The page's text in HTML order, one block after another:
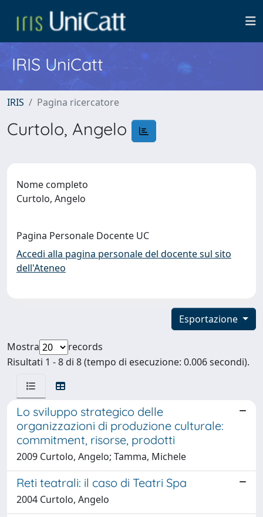
IRIS UniCatt
IRIS Pagina ricercatore
Curtolo, Angelo
Nome completo
Curtolo, Angelo
Pagina Personale Docente UC
Accedi alla pagina personale del docente sul sito
dell'Ateneo
Esportazione
Mostra
records
Risultati 1 - 8 di 8 (tempo di esecuzione: 0.006 secondi).
Lo sviluppo strategico delle
organizzazioni di produzione culturale:
commitment, risorse, prodotti
2009 Curtolo, Angelo; Tamma, Michele
Reti teatrali: il caso di Teatri Spa
2004 Curtolo, Angelo